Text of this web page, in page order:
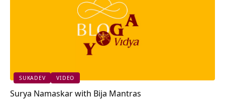
SUKADEV VIDEO
Surya Namaskar with Bija Mantras